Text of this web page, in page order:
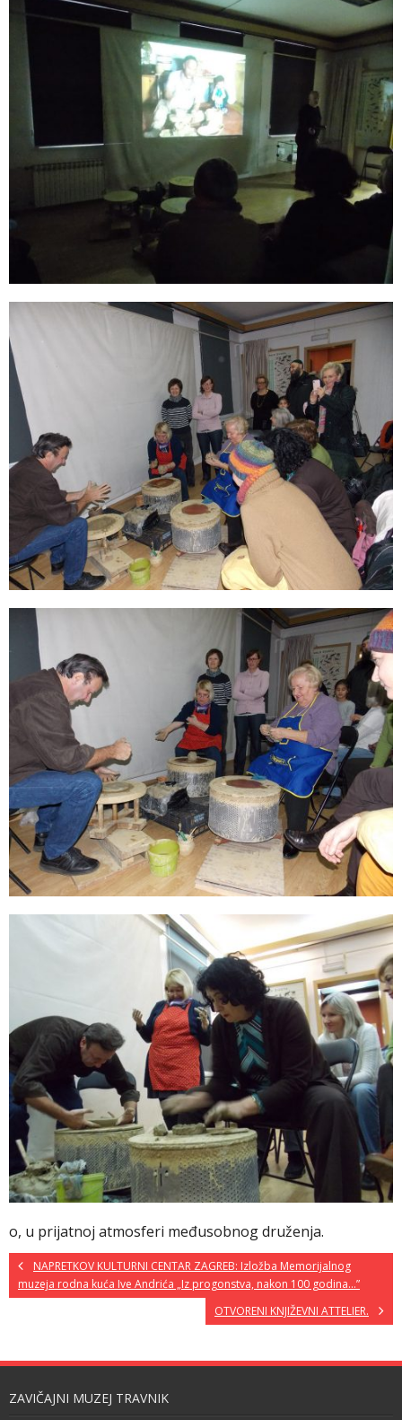
o, u prijatnoj atmosferi međusobnog druženja.
NAPRETKOV KULTURNI CENTAR ZAGREB: Izložba Memorijalnog
muzeja rodna kuća Ive Andrića „Iz progonstva, nakon 100 godina…”
OTVORENI KNJIŽEVNI ATTELIER.
ZAVIČAJNI MUZEJ TRAVNIK